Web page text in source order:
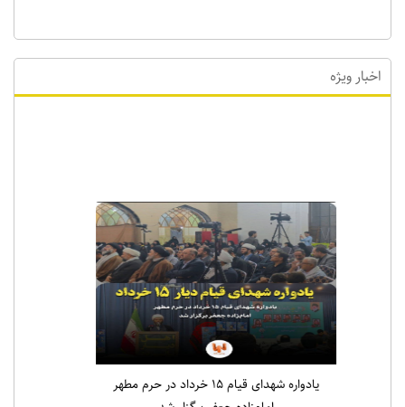
اخبار ویژه
یادواره شهدای قیام ۱۵ خرداد در حرم مطهر